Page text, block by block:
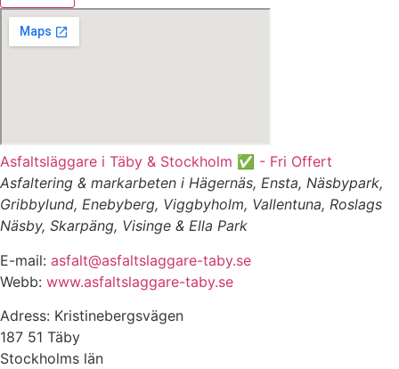
Asfaltsläggare i Täby & Stockholm ✅ - Fri Offert
Asfaltering & markarbeten i Hägernäs, Ensta, Näsbypark,
Gribbylund, Enebyberg, Viggbyholm, Vallentuna, Roslags
Näsby, Skarpäng, Visinge & Ella Park
E-mail: asfalt@asfaltslaggare-taby.se
Webb: www.asfaltslaggare-taby.se
Adress: Kristinebergsvägen
187 51 Täby
Stockholms län